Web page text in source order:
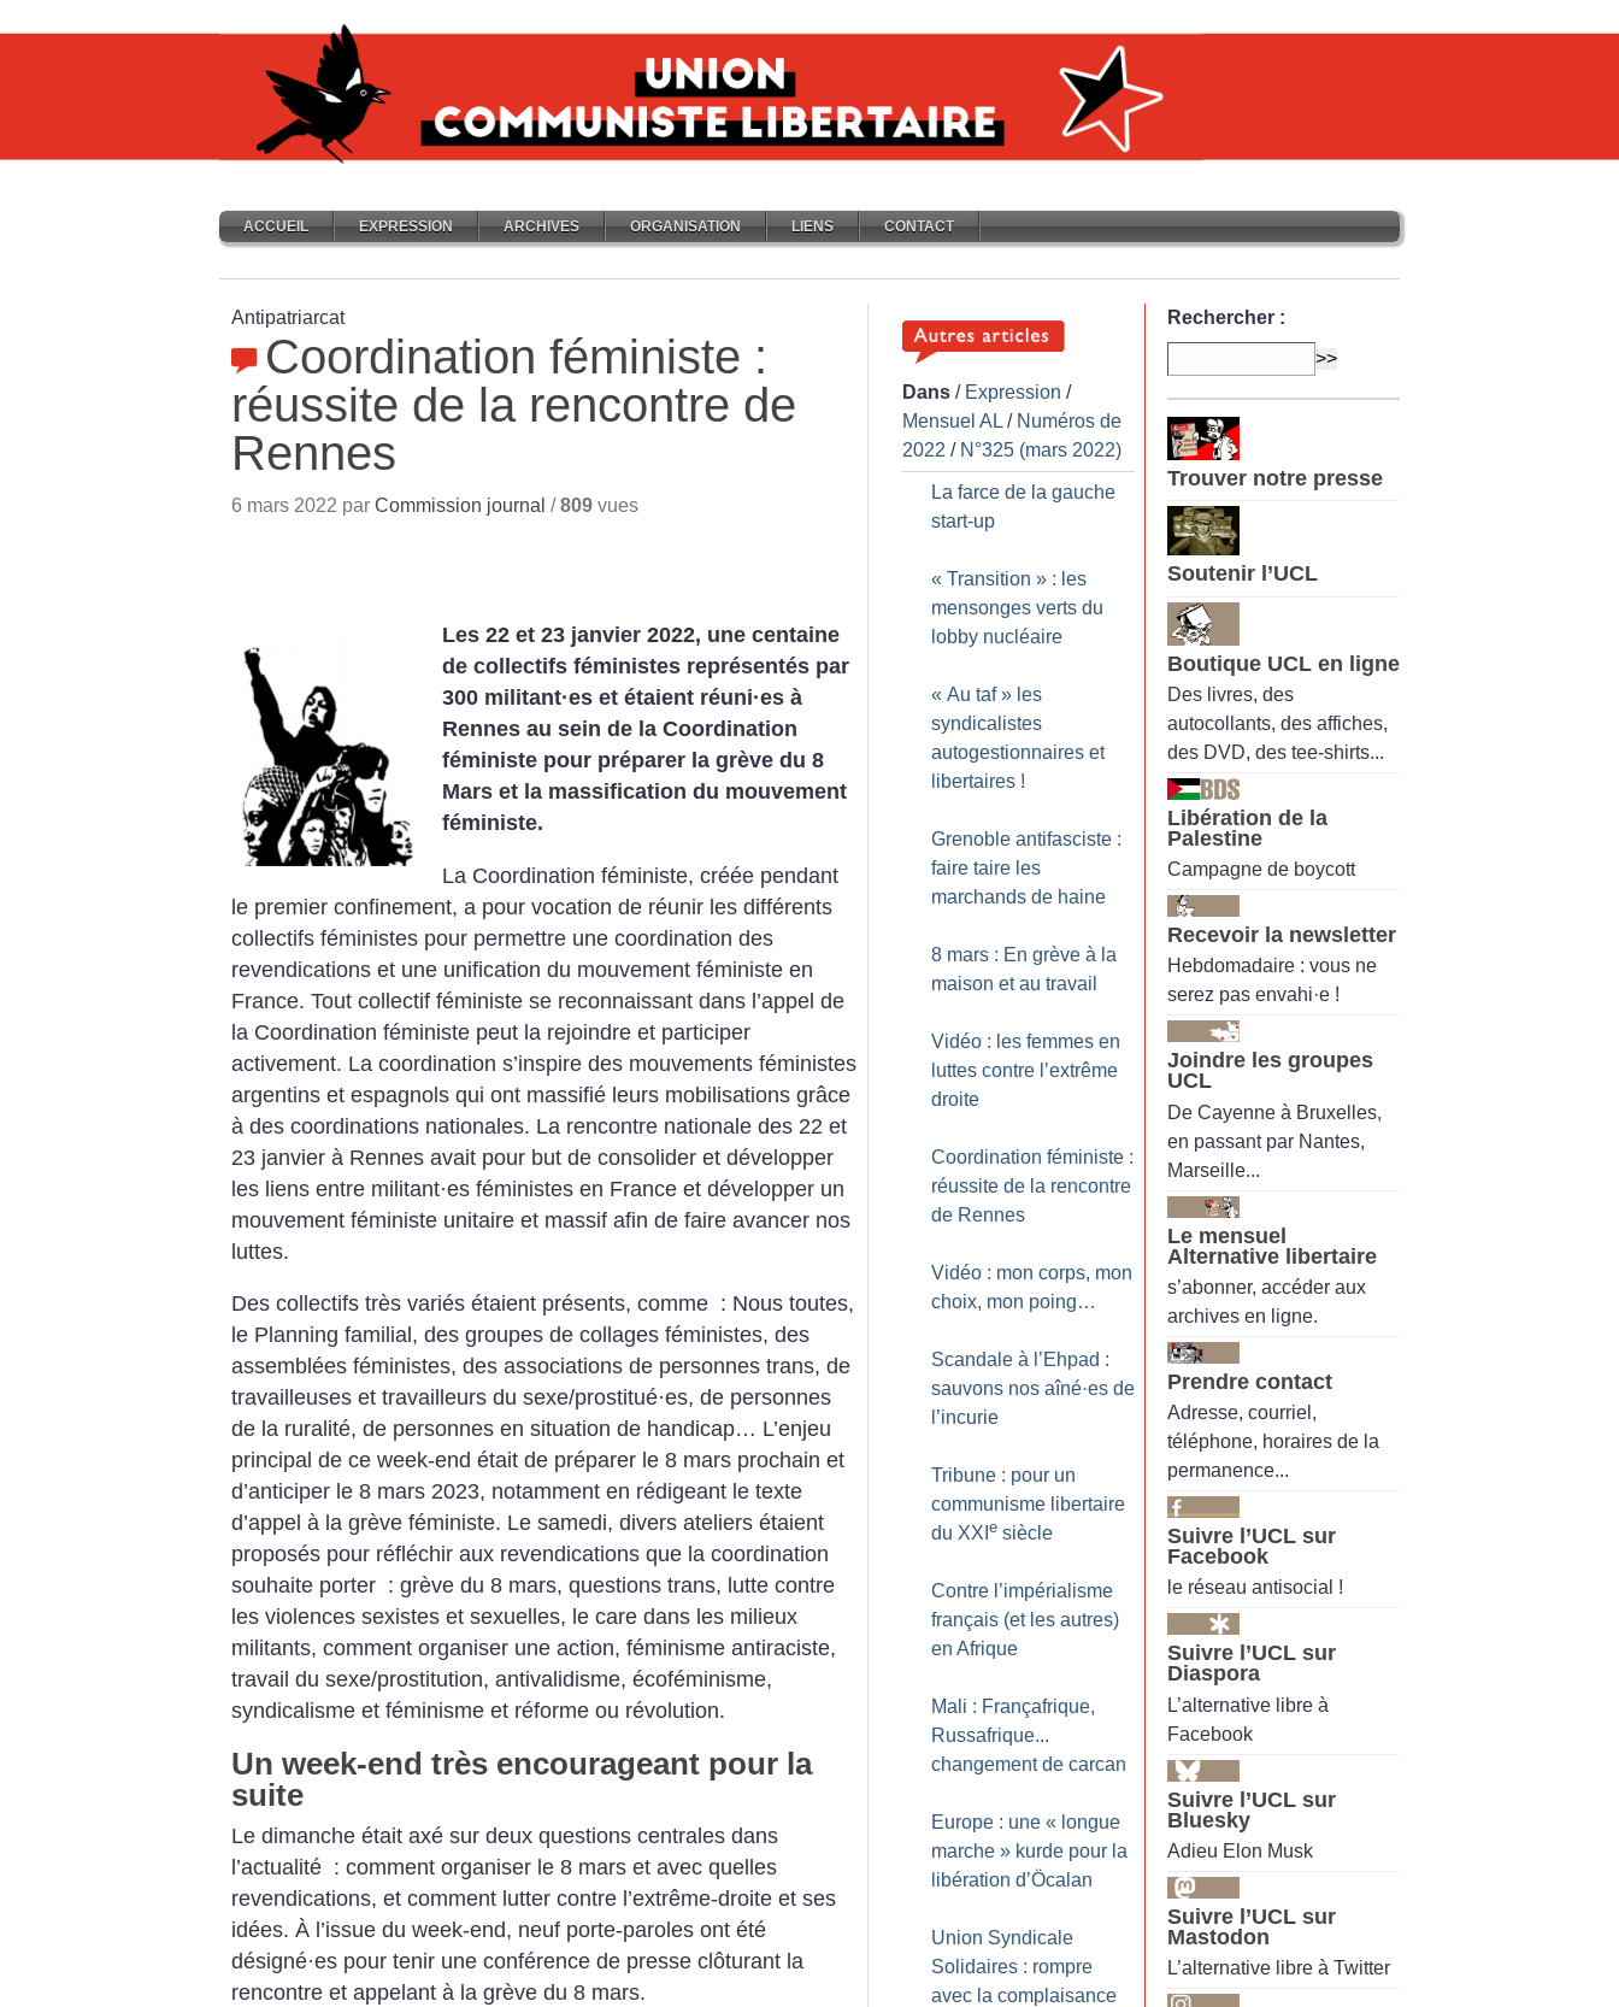
ACCUEIL EXPRESSION ARCHIVES ORGANISATION LIENS CONTACT
Antipatriarcat
Coordination féministe :
réussite de la rencontre de
Rennes
6 mars 2022 par Commission journal /809 vues
Les 22 et 23 janvier 2022, une centaine
de collectifs féministes représentés par
300 militant·es et étaient réuni·es à
Rennes au sein de la Coordination
féministe pour préparer la grève du 8
Mars et la massification du mouvement
féministe.
La Coordination féministe, créée pendant
le premier confinement, a pour vocation de réunir les différents
collectifs féministes pour permettre une coordination des
revendications et une unification du mouvement féministe en
France. Tout collectif féministe se reconnaissant dans l’appel de
la Coordination féministe peut la rejoindre et participer
activement. La coordination s’inspire des mouvements féministes
argentins et espagnols qui ont massifié leurs mobilisations grâce
à des coordinations nationales. La rencontre nationale des 22 et
23 janvier à Rennes avait pour but de consolider et développer
les liens entre militant·es féministes en France et développer un
mouvement féministe unitaire et massif afin de faire avancer nos
luttes.
Des collectifs très variés étaient présents, comme : Nous toutes,
le Planning familial, des groupes de collages féministes, des
assemblées féministes, des associations de personnes trans, de
travailleuses et travailleurs du sexe/prostitué·es, de personnes
de la ruralité, de personnes en situation de handicap… L’enjeu
principal de ce week-end était de préparer le 8 mars prochain et
d’anticiper le 8 mars 2023, notamment en rédigeant le texte
d’appel à la grève féministe. Le samedi, divers ateliers étaient
proposés pour réfléchir aux revendications que la coordination
souhaite porter : grève du 8 mars, questions trans, lutte contre
les violences sexistes et sexuelles, le care dans les milieux
militants, comment organiser une action, féminisme antiraciste,
travail du sexe/prostitution, antivalidisme, écoféminisme,
syndicalisme et féminisme et réforme ou révolution.
​Un week-end très encourageant pour la
suite
Le dimanche était axé sur deux questions centrales dans
l’actualité : comment organiser le 8 mars et avec quelles
revendications, et comment lutter contre l’extrême-droite et ses
idées. À l’issue du week-end, neuf porte-paroles ont été
désigné·es pour tenir une conférence de presse clôturant la
rencontre et appelant à la grève du 8 mars.
Dans / Expression /
Mensuel AL / Numéros de
2022 / N°325 (mars 2022)
La farce de la gauche
start-up
« Transition » : les
mensonges verts du
lobby nucléaire
« Au taf » les
syndicalistes
autogestionnaires et
libertaires !
Grenoble antifasciste :
faire taire les
marchands de haine
8 mars : En grève à la
maison et au travail
Vidéo : les femmes en
luttes contre l’extrême
droite
Coordination féministe :
réussite de la rencontre
de Rennes
Vidéo : mon corps, mon
choix, mon poing…
Scandale à l’Ehpad :
sauvons nos aîné·es de
l’incurie
Tribune : pour un
communisme libertaire
du XXI e siècle
Contre l’impérialisme
français (et les autres)
en Afrique
Mali : Françafrique,
Russafrique...
changement de carcan
Europe : une « longue
marche » kurde pour la
libération d’Öcalan
Union Syndicale
Solidaires : rompre
avec la complaisance
Rechercher :
Trouver notre presse
Soutenir l’UCL
Boutique UCL en ligne
Des livres, des
autocollants, des affiches,
des DVD, des tee-shirts...
Libération de la
Palestine
Campagne de boycott
Recevoir la newsletter
Hebdomadaire : vous ne
serez pas envahi·e !
Joindre les groupes
UCL
De Cayenne à Bruxelles,
en passant par Nantes,
Marseille...
Le mensuel
Alternative libertaire
s’abonner, accéder aux
archives en ligne.
Prendre contact
Adresse, courriel,
téléphone, horaires de la
permanence...
Suivre l’UCL sur
Facebook
le réseau antisocial !
Suivre l’UCL sur
Diaspora
L’alternative libre à
Facebook
Suivre l’UCL sur
Bluesky
Adieu Elon Musk
Suivre l’UCL sur
Mastodon
L’alternative libre à Twitter